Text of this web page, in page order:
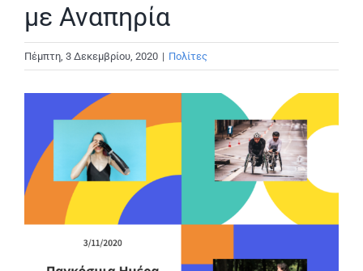
με Αναπηρία
Πέμπτη, 3 Δεκεμβρίου, 2020 | Πολίτες
Image